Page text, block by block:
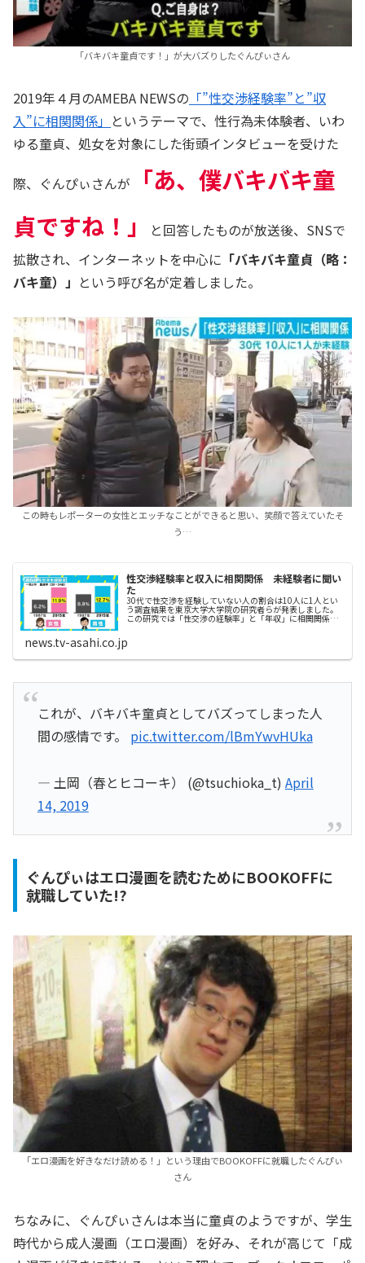
「バキバキ童貞です！」が大バズりしたぐんぴぃさん
2019年４月のAMEBA NEWSの 「”性交渉経験率”と”収
入”に相関関係」 というテーマで、性行為未体験者、いわ
ゆる童貞、処女を対象にした街頭インタビューを受けた
際、ぐんぴぃさんが
「あ、僕バキバキ童
貞ですね！」
と回答したものが放送後、SNSで
拡散され、インターネットを中心に 「バキバキ童貞（略：
バキ童）」 という呼び名が定着しました。
この時もレポーターの女性とエッチなことができると思い、笑顔で答えていたそ
う…
性交渉経験率と収入に相関関係 未経験者に聞い
た
30代で性交渉を経験していない人の割合は10人に1人とい
う調査結果を東京大学大学院の研究者らが発表しました。
この研究では「性交渉の経験率」と「年収」に相関関係が
news.tv-asahi.co.jp
これが、バキバキ童貞としてバズってしまった人
間の感情です。 pic.twitter.com/lBmYwvHUka
— 土岡（春とヒコーキ） (@tsuchioka_t) April
14, 2019
ぐんぴぃはエロ漫画を読むためにBOOKOFFに
就職していた!?
「エロ漫画を好きなだけ読める！」という理由でBOOKOFFに就職したぐんぴぃ
さん
ちなみに、ぐんぴぃさんは本当に童貞のようですが、学生
時代から成人漫画（エロ漫画）を好み、それが高じて「成